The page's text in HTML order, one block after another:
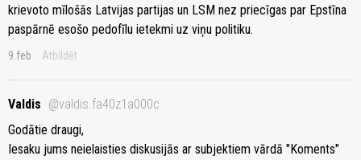
krievoto mīlošās Latvijas partijas un LSM nez priecīgas par Epstīna
paspārnē esošo pedofīlu ietekmi uz viņu politiku.
9.feb Atbildēt
Valdis @valdis.fa40z1a000c
Godātie draugi,
Iesaku jums neielaisties diskusijās ar subjektiem vārdā "Koments"